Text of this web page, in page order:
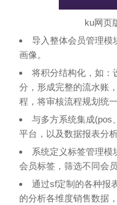
ku网页
导入整体会员管理模
画像。
将积分结构化，如：
分，形成完整的流水账
程，将审核流程规划统一
与多方系统集成(pos
平台，以及数据报表分析
系统定义标签管理模
会员标签，筛选不同会
通过sf定制的各种报
的分析各维度销售数据